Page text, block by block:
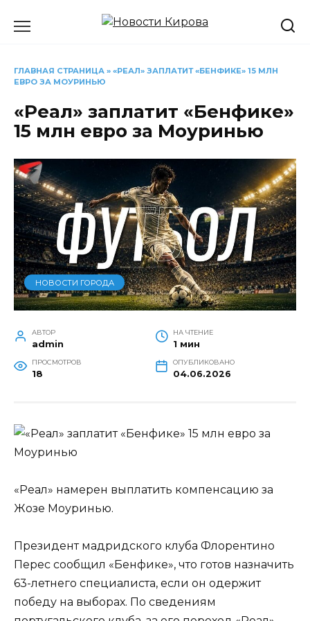
ГЛАВНАЯ СТРАНИЦА » «РЕАЛ» ЗАПЛАТИТ «БЕНФИКЕ» 15 МЛН
ЕВРО ЗА МОУРИНЬЮ
«Реал» заплатит «Бенфике»
15 млн евро за Моуринью
НОВОСТИ ГОРОДА
АВТОР
admin
НА ЧТЕНИЕ
1 мин
ПРОСМОТРОВ
18
ОПУБЛИКОВАНО
04.06.2026
«Реал» намерен выплатить компенсацию за
Жозе Моуринью.
Президент мадридского клуба Флорентино
Перес сообщил «Бенфике», что готов назначить
63-летнего специалиста, если он одержит
победу на выборах. По сведениям